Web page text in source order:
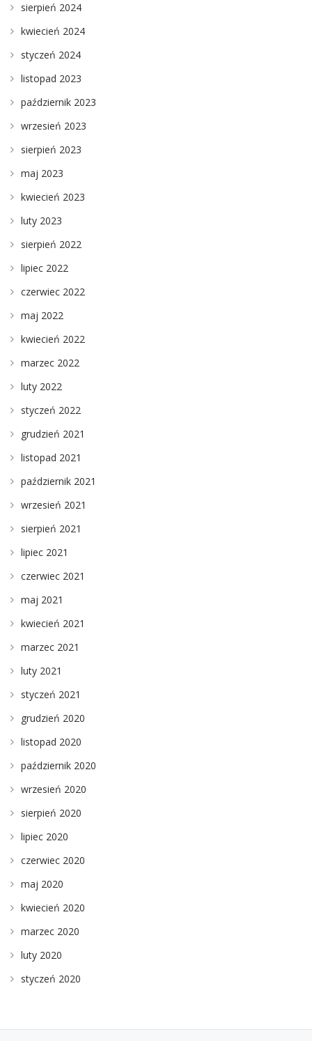
sierpień 2024
kwiecień 2024
styczeń 2024
listopad 2023
październik 2023
wrzesień 2023
sierpień 2023
maj 2023
kwiecień 2023
luty 2023
sierpień 2022
lipiec 2022
czerwiec 2022
maj 2022
kwiecień 2022
marzec 2022
luty 2022
styczeń 2022
grudzień 2021
listopad 2021
październik 2021
wrzesień 2021
sierpień 2021
lipiec 2021
czerwiec 2021
maj 2021
kwiecień 2021
marzec 2021
luty 2021
styczeń 2021
grudzień 2020
listopad 2020
październik 2020
wrzesień 2020
sierpień 2020
lipiec 2020
czerwiec 2020
maj 2020
kwiecień 2020
marzec 2020
luty 2020
styczeń 2020